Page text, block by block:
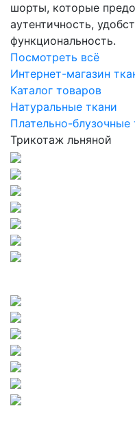
шорты, которые
аутентичность,
функциональность.
Посмотреть всё
Интернет-магазин
Каталог товаров
Натуральные ткани
Плательно-блузочные
Трикотаж льняной